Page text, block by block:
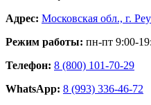
Адрес: Московская обл., г.
Режим работы: пн-пт 9:00-
Телефон: 8 (800) 101-70-29
WhatsApp: 8 (993) 336-46-72